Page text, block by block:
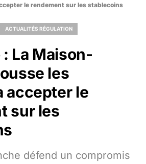
le rendement sur les stablecoins
ACTUALITÉS RÉGULATION
La Maison-
les
accepter le
sur les
défend un compromis